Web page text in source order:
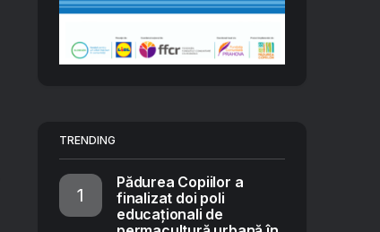
TRENDING
Pădurea Copiilor a
finalizat doi poli
educaționali de